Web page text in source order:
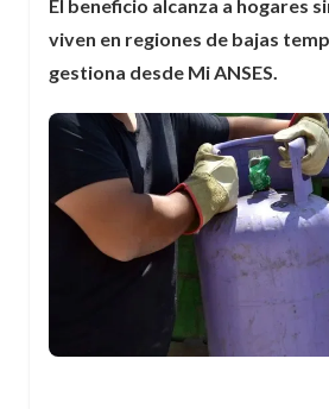
El beneficio alcanza a hogares
viven en regiones de bajas
gestiona desde Mi ANSES.